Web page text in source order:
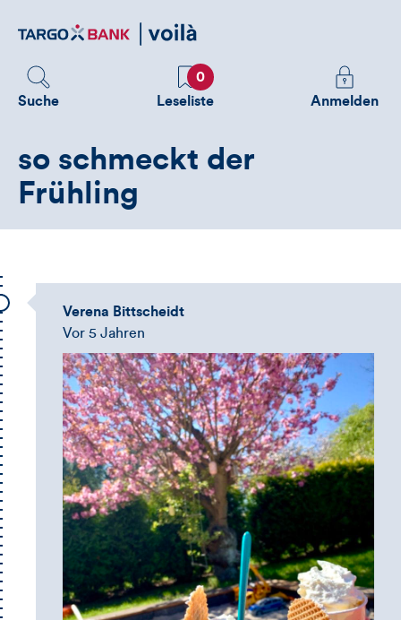
zum
Suche
Favoriten
0
Leseliste
Melden
Sie
Anmelden
so schmeckt der
Frühling
Verena Bittscheidt
Vor 5 Jahren